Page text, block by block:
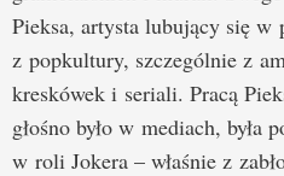
Pieksa, artysta lubujący się w
z popkultury, szczególnie z
kreskówek i seriali. Pracą
głośno było w mediach, była
w roli Jokera – właśnie z